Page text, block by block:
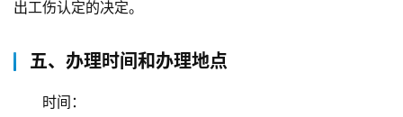
出工伤认定的决定。
五、办理时间和办理地点
时间：